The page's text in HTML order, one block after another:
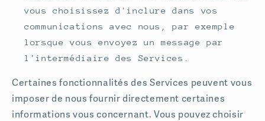
vous choisissez d'inclure dans vos
communications avec nous, par exemple
lorsque vous envoyez un message par
l'intermédiaire des Services.
Certaines fonctionnalités des Services peuvent vous
imposer de nous fournir directement certaines
informations vous concernant. Vous pouvez choisir